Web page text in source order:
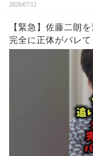
2026/07/12
【緊急】佐藤二朗
完全に正体がバレ